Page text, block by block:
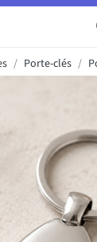
Porte-clés